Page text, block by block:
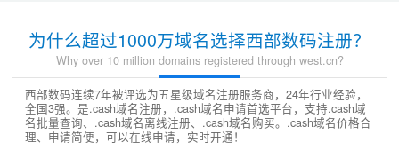
为什么超过1000万域名选择西部数码注册？
Why over 10 million domains registered through west.cn?
西部数码连续7年被评选为五星级域名注册服务商，24年行业经验，
全国3强。是.cash域名注册，.cash域名申请首选平台，支持.cash域
名批量查询、.cash域名离线注册、.cash域名购买。.cash域名价格合
理、申请简便，可以在线申请，实时开通！